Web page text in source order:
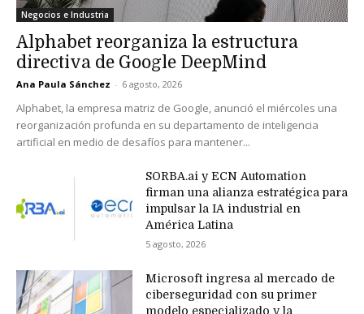
Negocios e Industria
Alphabet reorganiza la estructura
directiva de Google DeepMind
Ana Paula Sánchez - 6 agosto, 2026
Alphabet, la empresa matriz de Google, anunció el miércoles una
reorganización profunda en su departamento de inteligencia
artificial en medio de desafíos para mantener...
SORBA.ai y ECN Automation
firman una alianza estratégica para
impulsar la IA industrial en
América Latina
5 agosto, 2026
Microsoft ingresa al mercado de
ciberseguridad con su primer
modelo especializado y la